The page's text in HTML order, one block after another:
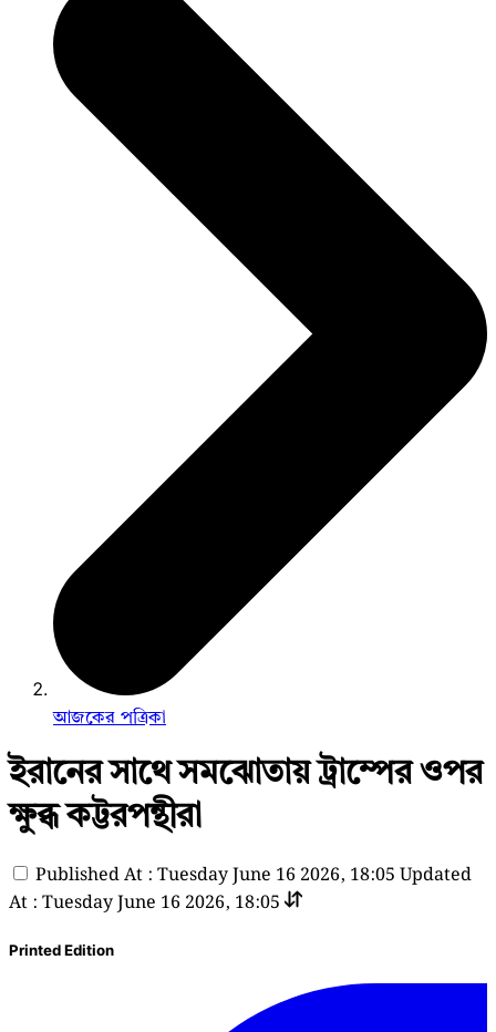
আজকের পত্রিকা
ইরানের সাথে সমঝোতায় ট্রাম্পের ওপর
ক্ষুব্ধ কট্টরপন্থীরা
Published At : Tuesday June 16 2026, 18:05 Updated
At : Tuesday June 16 2026, 18:05
Printed Edition